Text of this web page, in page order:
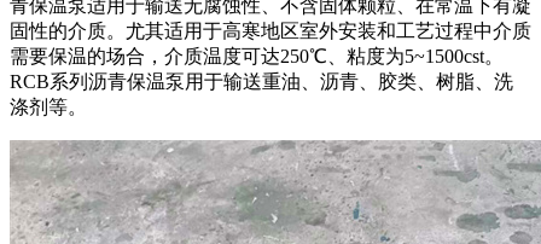
青保温泵适用于输送无腐蚀性、不含固体颗粒、在常温下有凝
固性的介质。尤其适用于高寒地区室外安装和工艺过程中介质
需要保温的场合，介质温度可达250℃、粘度为5~1500cst。
RCB系列沥青保温泵用于输送重油、沥青、胶类、树脂、洗
涤剂等。